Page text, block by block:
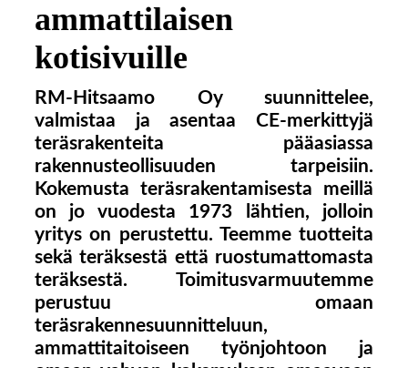
ammattilaisen
kotisivuille
RM-Hitsaamo Oy suunnittelee,
valmistaa ja asentaa CE-merkittyjä
teräsrakenteita pääasiassa
rakennusteollisuuden tarpeisiin.
Kokemusta teräsrakentamisesta meillä
on jo vuodesta 1973 lähtien, jolloin
yritys on perustettu. Teemme tuotteita
sekä teräksestä että ruostumattomasta
teräksestä. Toimitusvarmuutemme
perustuu omaan
teräsrakennesuunnitteluun,
ammattitaitoiseen työnjohtoon ja